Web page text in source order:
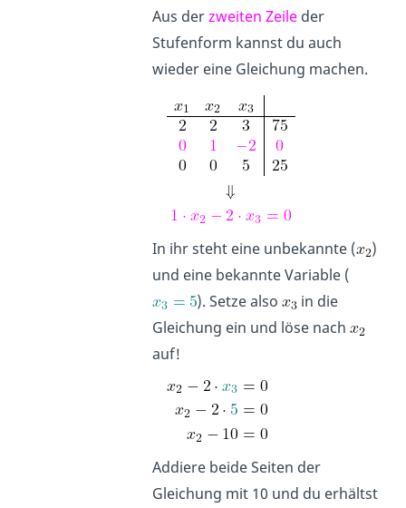
Aus derzweiten Zeileder
Stufenform kannst du auch
wieder eine Gleichung machen.
In ihr steht eine unbekannte (
)
und eine bekannte Variable (
). Setze also
in die
Gleichung ein und löse nach
auf!
Addiere beide Seiten der
Gleichung mit 10 und du erhältst